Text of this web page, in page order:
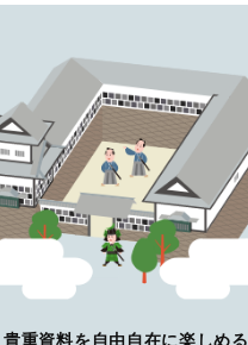
貴重資料を自由自在に楽しめる